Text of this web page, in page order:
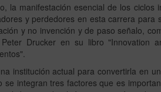
la manifestación esencial de los
y perdedores en esta carrera para
y no invención y de paso señalo,
Drucker en su libro "Innovation
institución actual para convertirla en
integran tres factores que es